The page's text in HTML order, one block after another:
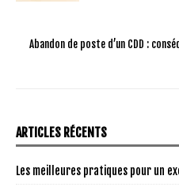
Abandon de poste d’un CDD :
ARTICLES RÉCENTS
Les meilleures pratiques pour un